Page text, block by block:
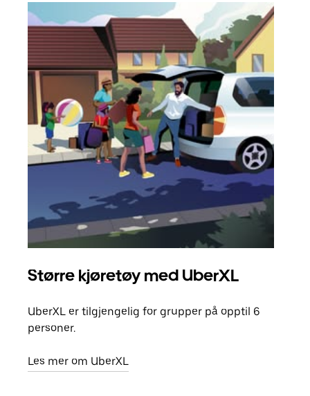
Større kjøretøy med UberXL
UberXL er tilgjengelig for grupper på opptil 6
personer.
Les mer om UberXL